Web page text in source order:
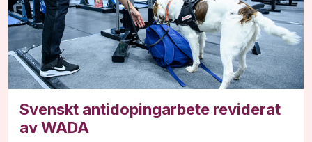
Svenskt antidopingarbete reviderat
av WADA